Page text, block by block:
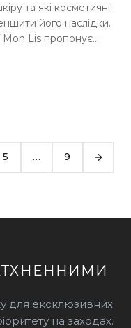
та які косметичні
його наслідки.
Mon Lis пропонує
5 … 9
для ексклюзивних
на заходах.